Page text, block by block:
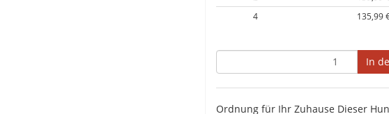
4
135,99
In
Ordnung für Ihr Zuhause Dieser